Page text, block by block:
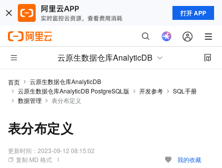
打开 APP
云原生数据仓库AnalyticDB
首页
云原生数据仓库AnalyticDB
云原生数据仓库AnalyticDB PostgreSQL版
开发参考
SQL手册
数据管理
表分布定义
表分布定义
更新时间： 2023-09-12 08:15:02
复制 MD 格式
我的收藏